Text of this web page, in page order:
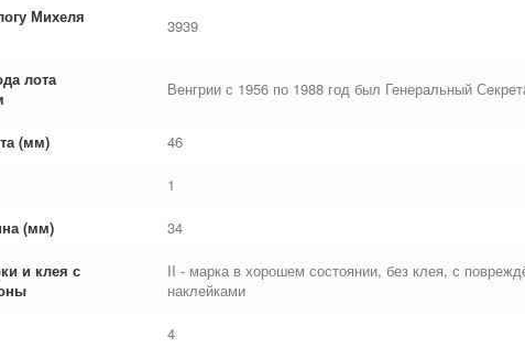
Михеля
3939
лота
Венгрии с 1956 по 1988 год был Генеральный
(мм) 46
1
(мм) 34
и клея с
II - марка в хорошем состоянии, без клея, с
наклейками
4